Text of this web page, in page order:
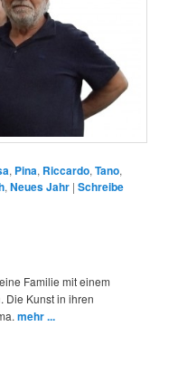
, Pina, Riccardo,Tano,
,Neues Jahr |Schreibe
Familie mit einem
Die Kunst in ihren
mehr ...